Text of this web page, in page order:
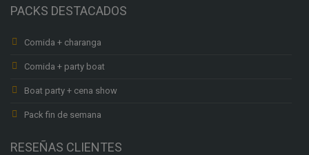
PACKS DESTACADOS
Comida + charanga
Comida + party boat
Boat party + cena show
Pack fin de semana
RESEÑAS CLIENTES